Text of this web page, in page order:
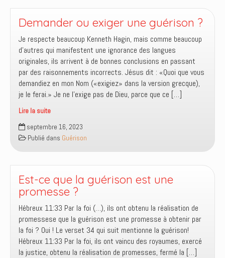
manifestation
du
de
Dieu
Demander ou exiger une guérison ?
Je respecte beaucoup Kenneth Hagin, mais comme beaucoup
d’autres qui manifestent une ignorance des langues
originales, ils arrivent à de bonnes conclusions en passant
par des raisonnements incorrects. Jésus dit : «Quoi que vous
demandiez en mon Nom («exigiez» dans la version grecque),
je le ferai.» Je ne l’exige pas de Dieu, parce que ce […]
Lire la suite
Demander
ou
exiger
guérison
?
septembre 16, 2023
Publié dans Guérison
Est-ce que la guérison est une
promesse ?
Hébreux 11:33 Par la foi (…), ils ont obtenu la réalisation de
promessese que la guérison est une promesse à obtenir par
la foi ? Oui ! Le verset 34 qui suit mentionne la guérison!
Hébreux 11:33 Par la foi, ils ont vaincu des royaumes, exercé
la justice, obtenu la réalisation de promesses, fermé la […]